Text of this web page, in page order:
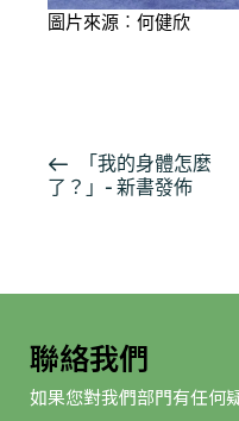
圖片來源︰何健欣
活
動
「我的身體怎麼
了？」- 新書發佈
聯絡我們
如果您對我們部門有任何